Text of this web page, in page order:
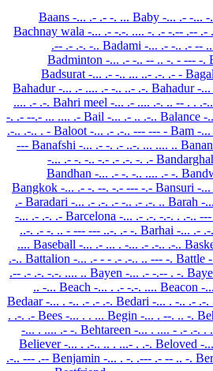
Baans -... .- .- -. ... Baby -... .- -... -
Bachnay wala -... .- -.-. .... -. .- -.-- .-- .-
.-- .- .-. -.. Badami -... .- -.. .- -- ..
Badminton -... .- -.. -- .. -. - --- -.
Badsurat -... .- -.. ... ..- .-. .- -
Bahadur-... .- .... .- -.. ..- .-. Bahadur-...
.... .- .-. Bahri meel -... .- .... .-. .. -- . . .-..
-. .- --.- ... .... .- Bail -... .- .. .-.. Balance -
.-.. .-.. . - Baloot -... .- .-.. --- --- - Bam -...
--- Banafshi -... .- -. .- ..-. ... .... ..
-... .- -. -.. -.- .- .-. -. .-
Bandhan -... .- -. -.. .... .- -.
Bangkok -... .- -. --. -.- --- -.- Bansuri -...
.- Baradari -... .- .-. .- -.. .- .-. .. Barah -
-... .- .-. .- Barcelona -... .- .-. -.-. . .-..
..-. .- -. .. - --- --- ..-. .- -. Barhai -... .- .-
.... Baseball -... .- ... . -... .- .-.. .-..
.-.. Battalion -... .- - - .- .-.. .. --- -. Battle
.-- .- .-. -.-. .... .. Bayen -... .- -.-- . -.
.. -... Beach -... . .- -.-. .... Beacon -
Bedaar-... . -.. .- .- .-. Bedari -... . -.. .- .-.
. .-. .- Bees -... . . ... Begin -... . --. .. -.
-... . .... .- -. Behtareen -... . .... - .- .-. .
Believer-... . .-.. .. . ...- . .-. Beloved -
.-.. --- .-- Benjamin -... . -. .--- .- -- .. -.